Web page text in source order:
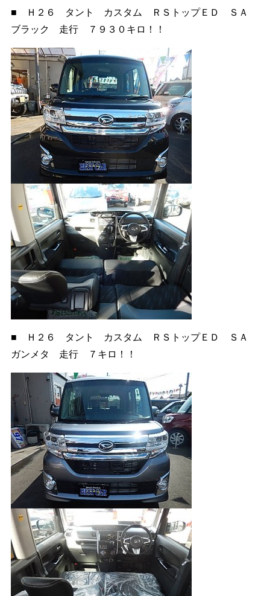
■ Ｈ２６ タント カスタム ＲＳトップＥＤ ＳＡ
ブラック 走行 ７９３０キロ！！
■ Ｈ２６ タント カスタム ＲＳトップＥＤ ＳＡ
ガンメタ 走行 ７キロ！！